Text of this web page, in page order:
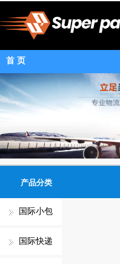
首 页
产品分类
国际小包
国际快递